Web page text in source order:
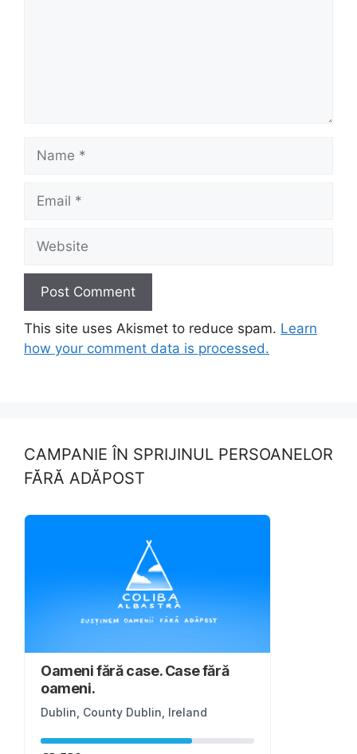
This site uses Akismet to reduce spam. Learn
how your comment data is processed.
CAMPANIE ÎN SPRIJINUL PERSOANELOR
FĂRĂ ADĂPOST